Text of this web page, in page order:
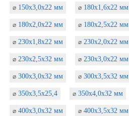
⌀ 150х3,0х22 мм ⌀ 180х1,6х22 мм
⌀ 180х2,0х22 мм ⌀ 180х2,5х22 мм
⌀ 230х1,8х22 мм ⌀ 230х2,0х22 мм
⌀ 230х2,5х32 мм ⌀ 230х3,0х22 мм
⌀ 300х3,0х32 мм ⌀ 300х3,5х32 мм
⌀ 350х3,5х25,4 ⌀ 350х4,0х32 мм
⌀ 400х3,0х32 мм ⌀ 400х3,5х32 мм